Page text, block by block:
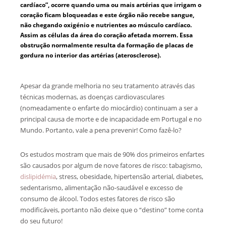
cardíaco”, ocorre quando uma ou mais artérias que irrigam o
coração ficam bloqueadas e este órgão não recebe sangue,
não chegando oxigénio e nutrientes ao músculo cardíaco.
Assim as células da área do coração afetada morrem. Essa
obstrução normalmente resulta da formação de placas de
gordura no interior das artérias (aterosclerose).
Apesar da grande melhoria no seu tratamento através das
técnicas modernas, as doenças cardiovasculares
(nomeadamente o enfarte do miocárdio) continuam a ser a
principal causa de morte e de incapacidade em Portugal e no
Mundo. Portanto, vale a pena prevenir! Como fazê-lo?
Os estudos mostram que mais de 90% dos primeiros enfartes
são causados por algum de nove fatores de risco: tabagismo,
dislipidémia, stress, obesidade, hipertensão arterial, diabetes,
sedentarismo, alimentação não-saudável e excesso de
consumo de álcool. Todos estes fatores de risco são
modificáveis, portanto não deixe que o “destino” tome conta
do seu futuro!